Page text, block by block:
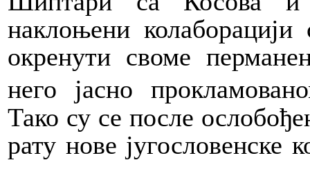
наклоњени
окренути своме
него јасно
Тако су се после
рату нове југословенске